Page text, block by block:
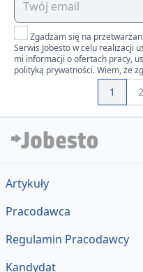
Zgadzam się na
Serwis Jobesto w celu realizacji
mi informacji o ofertach pracy,
polityką prywatności. Wiem, że
1 2
Artykuły
Pracodawca
Regulamin Pracodawcy
Kandydat